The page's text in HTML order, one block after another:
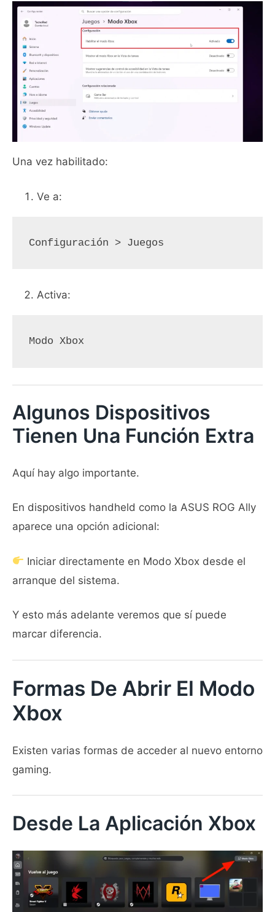
Una vez habilitado:
Ve a:
Configuración > Juegos
Activa:
Modo Xbox
Algunos Dispositivos
Tienen Una Función Extra
Aquí hay algo importante.
En dispositivos handheld como la ASUS ROG Ally
aparece una opción adicional:
Iniciar directamente en Modo Xbox desde el
arranque del sistema.
Y esto más adelante veremos que sí puede
marcar diferencia.
Formas De Abrir El Modo
Xbox
Existen varias formas de acceder al nuevo entorno
gaming.
Desde La Aplicación Xbox